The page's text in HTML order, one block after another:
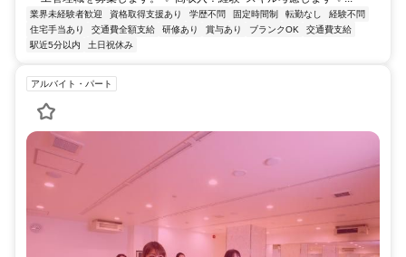
業界未経験者歓迎 資格取得支援あり 学歴不問 固定時間制 転勤なし
経験不問
住宅手当あり
交通費全額支給 研修あり 賞与あり ブランクOK
交通費支給
駅近5分以内
土日祝休み
アルバイト・パート